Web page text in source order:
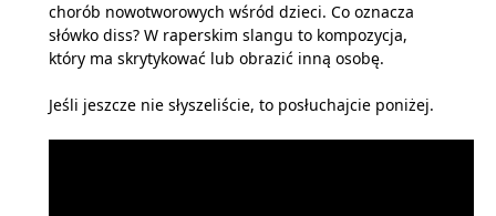
chorób nowotworowych wśród dzieci. Co oznacza
słówko diss? W raperskim slangu to kompozycja,
który ma skrytykować lub obrazić inną osobę.
Jeśli jeszcze nie słyszeliście, to posłuchajcie poniżej.